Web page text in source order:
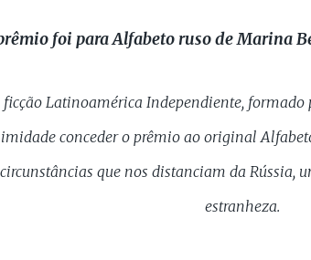
foi paraAlfabeto rusode Marina
Latinoamérica Independiente, formado
conceder o prêmio ao original
que nos distanciam da Rússia,
estranheza.